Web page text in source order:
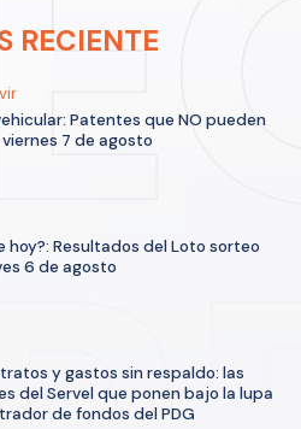
RECIENTE
Patentes que NO pueden
7 de agosto
hoy?: Resultados del Loto sorteo
6 de agosto
y gastos sin respaldo: las
del Servel que ponen bajo la lupa
de fondos del PDG